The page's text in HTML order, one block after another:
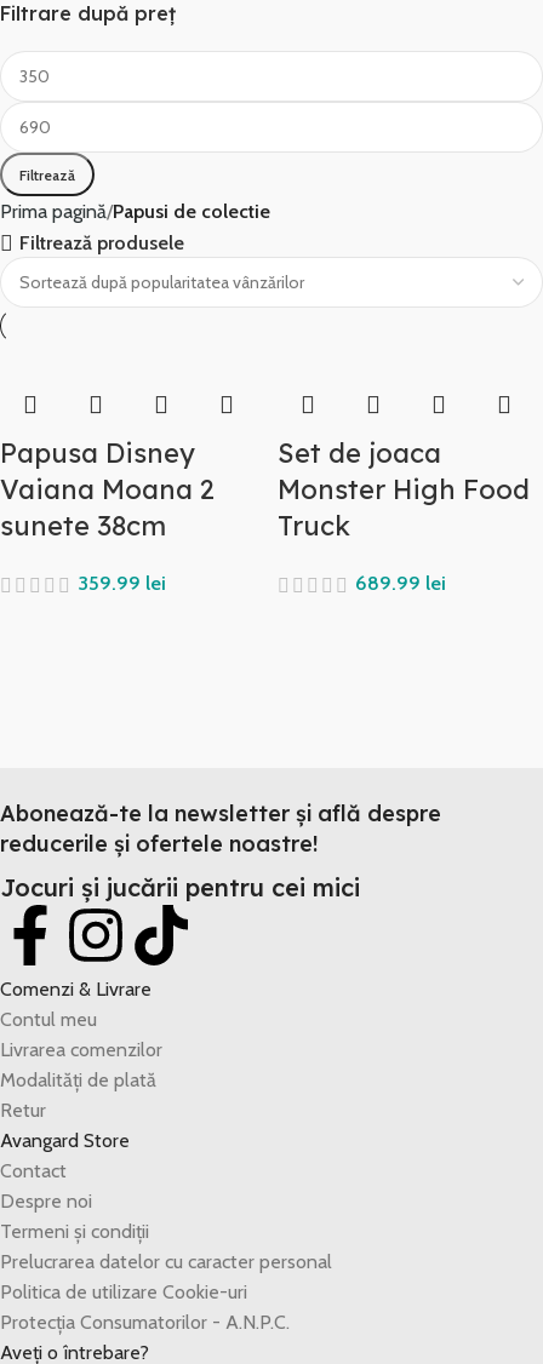
Filtrare după preț
Filtrează
Prima pagină Papusi de colectie
Filtrează produsele
Papusa Disney
Vaiana Moana 2
sunete 38cm
lei
Set de joaca
Monster High Food
Truck
lei
Abonează-te la newsletter și află despre
reducerile și ofertele noastre!
Jocuri și jucării pentru cei mici
Comenzi & Livrare
Contul meu
Livrarea comenzilor
Modalități de plată
Retur
Avangard Store
Contact
Despre noi
Termeni și condiții
Prelucrarea datelor cu caracter personal
Politica de utilizare Cookie-uri
Protecția Consumatorilor - A.N.P.C.
Aveți o întrebare?